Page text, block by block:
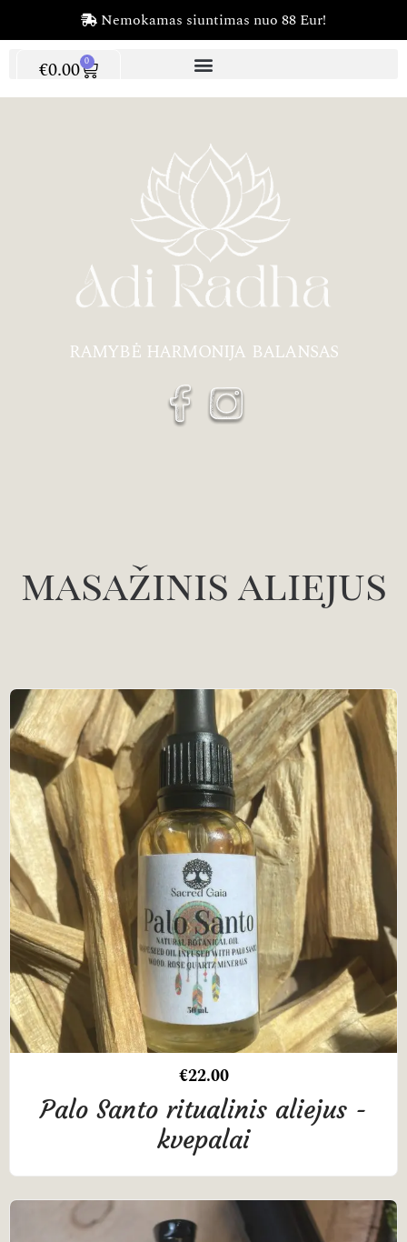
Nemokamas siuntimas nuo 88 Eur!
€0.00 0
RAMYBĖ HARMONIJA BALANSAS
masažinis aliejus
€22.00
Palo Santo ritualinis aliejus -
kvepalai